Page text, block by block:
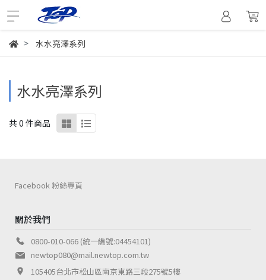
水水亮澤系列
水水亮澤系列
共 0 件商品
關於我們
0800-010-066 (統一編號:04454101)
newtop080@mail.newtop.com.tw
105405台北市松山區南京東路三段275號5樓
Facebook 粉絲專頁